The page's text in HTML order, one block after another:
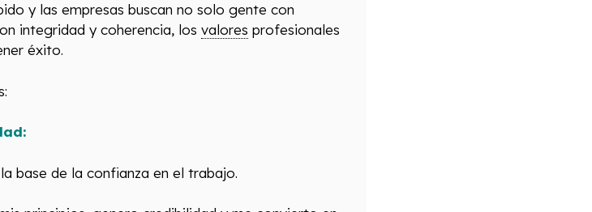
y las empresas buscan no solo gente con
integridad y coherencia, los valores profesionales
éxito.
base de la confianza en el trabajo.